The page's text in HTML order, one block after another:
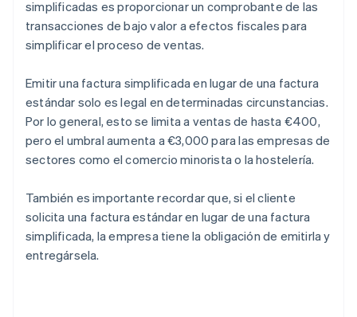
simplificadas es proporcionar un comprobante de las
transacciones de bajo valor a efectos fiscales para
simplificar el proceso de ventas.
Emitir una factura simplificada en lugar de una factura
estándar solo es legal en determinadas circunstancias.
Por lo general, esto se limita a ventas de hasta €400,
pero el umbral aumenta a €3,000 para las empresas de
sectores como el comercio minorista o la hostelería.
También es importante recordar que, si el cliente
solicita una factura estándar en lugar de una factura
simplificada, la empresa tiene la obligación de emitirla y
entregársela.